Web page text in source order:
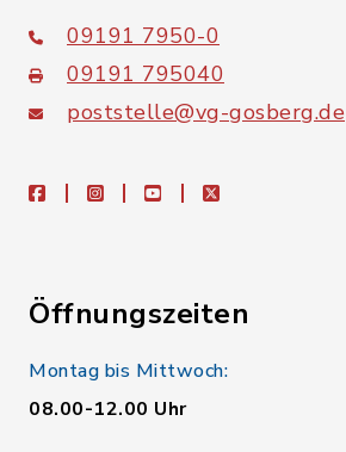
09191 7950-0
09191 795040
poststelle@vg-gosberg.de
facebookinstagramyoutubeX
Öffnungszeiten
Montag bis Mittwoch:
08.00-12.00 Uhr